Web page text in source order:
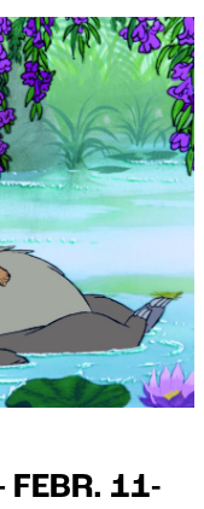
még koncertek,
diafilm és
is velünk!
11-